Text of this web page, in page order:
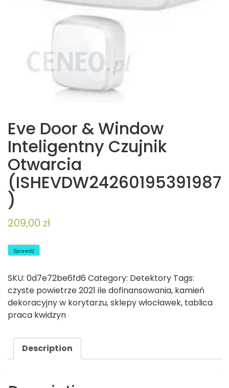
Eve Door & Window
Inteligentny Czujnik
Otwarcia
(ISHEVDW24260195391987
)
209,00 zł
Sprawdź
SKU: 0d7e72be6fd6 Category: Detektory Tags:
czyste powietrze 2021 ile dofinansowania, kamień
dekoracyjny w korytarzu,sklepy włocławek, tablica
praca kwidzyn
Description